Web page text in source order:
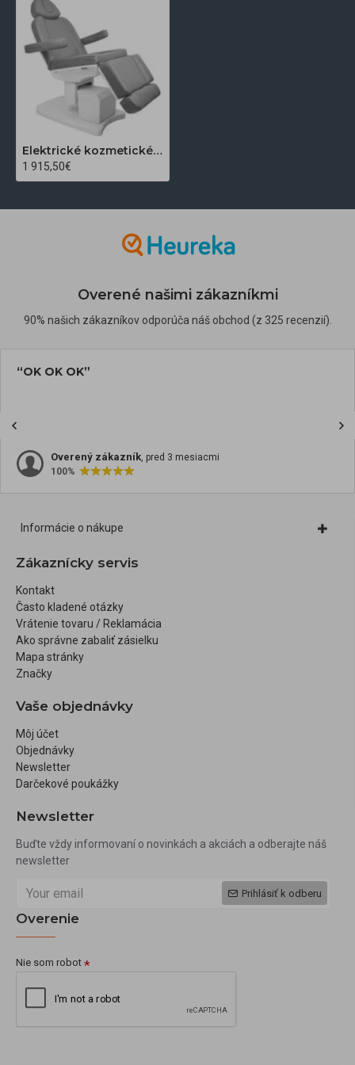
Elektrické kozmetické kreslo s vyhrievaním AZZURRO 708A 4x motor šedé
1 915,50€
Overené našimi zákazníkmi
90% našich zákazníkov odporúča náš obchod (z 325 recenzií).
“OK OK OK”
Overený zákazník, pred 3 mesiacmi
100%
Informácie o nákupe
Zákaznícky servis
Kontakt
Často kladené otázky
Vrátenie tovaru / Reklamácia
Ako správne zabaliť zásielku
Mapa stránky
Značky
Vaše objednávky
Môj účet
Objednávky
Newsletter
Darčekové poukážky
Newsletter
Buďte vždy informovaní o novinkách a akciách a odberajte náš
newsletter
Prihlásiť k odberu
Overenie
Nie som robot